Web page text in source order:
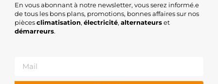
En vous abonnant à notre newsletter, vous serez informé.e
de tous les bons plans, promotions, bonnes affaires sur nos
piècesclimatisation, électricité, alternateurset
démarreurs.